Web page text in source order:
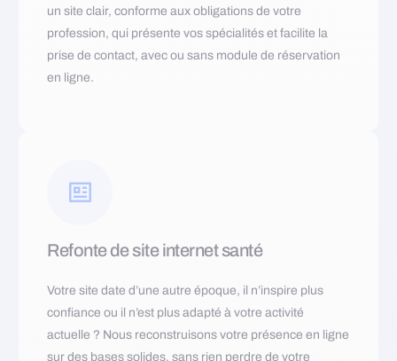
un site clair, conforme aux obligations de votre
profession, qui présente vos spécialités et facilite la
prise de contact, avec ou sans module de réservation
en ligne.
Refonte de site internet santé
Votre site date d’une autre époque, il n’inspire plus
confiance ou il n’est plus adapté à votre activité
actuelle ? Nous reconstruisons votre présence en ligne
sur des bases solides, sans rien perdre de votre